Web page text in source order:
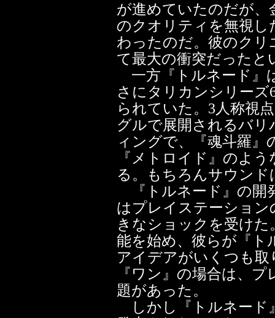
が進めていたのだが
のクオリティを無視
わったのだ。彼のクリ
て最大の衝突だったと
一方『トルネード』
さにタリカンシリーズ
られていた。3人称視
グルで展開されるバ
ィングで、『魂斗羅
『メトロイド』のよ
る。もちろんサウンド
『トルネード』の開
はプレイステーション
きなショックを受けた
能を始め、彼らが『ト
アイデアがいくつも
『ワン』の場合は、
題があった。
しかし『トルネード